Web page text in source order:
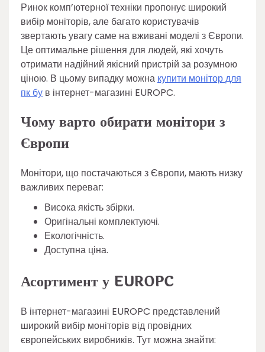
Ринок комп’ютерної техніки пропонує широкий
вибір моніторів, але багато користувачів
звертають увагу саме на вживані моделі з Європи.
Це оптимальне рішення для людей, які хочуть
отримати надійний якісний пристрій за розумною
ціною. В цьому випадку можна купити монітор для
пк бу в інтернет-магазині EUROPC.
Чому варто обирати монітори з
Європи
Монітори, що постачаються з Європи, мають низку
важливих переваг:
Висока якість збірки.
Оригінальні комплектуючі.
Екологічність.
Доступна ціна.
Асортимент у EUROPC
В інтернет-магазині EUROPC представлений
широкий вибір моніторів від провідних
європейських виробників. Тут можна знайти: